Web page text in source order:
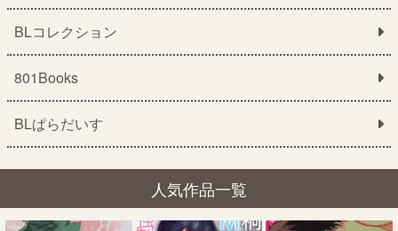
BLコレクション
801Books
BLぱらだいす
人気作品一覧